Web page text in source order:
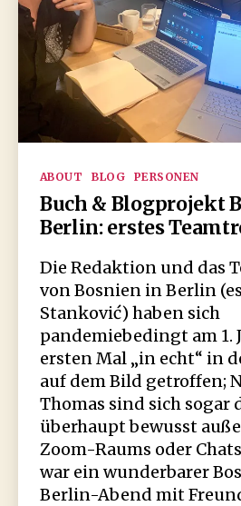
Kategorien
ABOUT BLOG PERSONEN
Buch & Blogprojekt
Berlin: erstes
Die Redaktion und das
von Bosnien in Berlin
Stanković) haben sich
pandemiebedingt am 1.
ersten Mal „in echt“ in
auf dem Bild getroffen;
Thomas sind sich sogar
überhaupt bewusst
Zoom-Raums oder
war ein wunderbarer
Berlin-Abend mit